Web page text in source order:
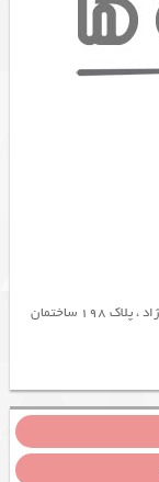
آدرس : تهران ، بلوار مرزداران ، بعد از خیابان رضایی نژاد ، پلاک 198 ساختمان